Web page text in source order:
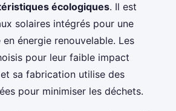
écologiques. Il est
solaires intégrés pour une
énergie renouvelable. Les
pour leur faible impact
sa fabrication utilise des
pour minimiser les déchets.